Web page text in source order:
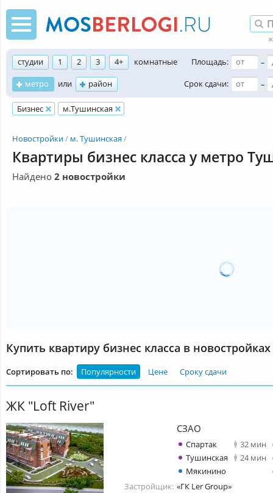
студии 1 2 3 4+
комнатные
метро
или район
Площадь:
–
Срок сдачи:
–
Бизнес м.Тушинская
Новостройки м. Тушинская
Квартиры бизнес класса у метро
Найдено 2 новостройки
Купить квартиру бизнес класса в
Сортировать по: Популярности Цене Сроку сдачи
ЖК "Loft River"
СЗАО
Спартак
32 мин
Тушинская
24 мин
Мякинино
Застройщик: «ГК Ler Group»